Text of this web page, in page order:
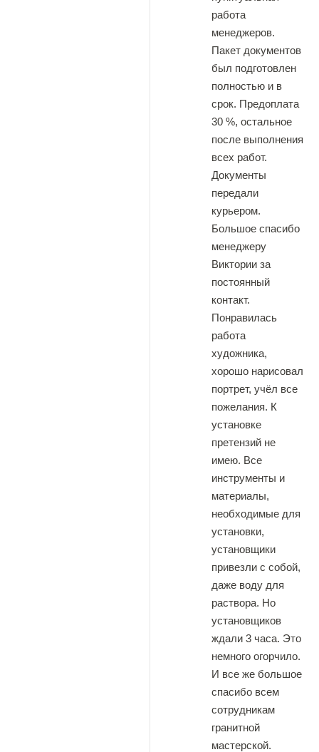
работа
менеджеров.
Пакет документов
был подготовлен
полностью и в
срок. Предоплата
30 %, остальное
после выполнения
всех работ.
Документы
передали
курьером.
Большое спасибо
менеджеру
Виктории за
постоянный
контакт.
Понравилась
работа
художника,
хорошо нарисовал
портрет, учёл все
пожелания. К
установке
претензий не
имею. Все
инструменты и
материалы,
необходимые для
установки,
установщики
привезли с собой,
даже воду для
раствора. Но
установщиков
ждали 3 часа. Это
немного огорчило.
И все же большое
спасибо всем
сотрудникам
гранитной
мастерской.